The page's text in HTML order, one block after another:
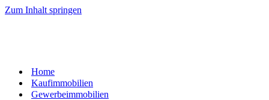
Zum Inhalt springen
Home
Kaufimmobilien
Gewerbeimmobilien